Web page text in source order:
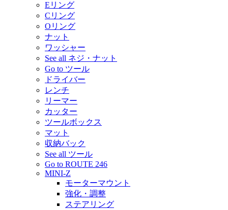
Eリング
Cリング
Oリング
ナット
ワッシャー
See all ネジ・ナット
Go to ツール
ドライバー
レンチ
リーマー
カッター
ツールボックス
マット
収納バック
See all ツール
Go to ROUTE 246
MINI-Z
モーターマウント
強化・調整
ステアリング